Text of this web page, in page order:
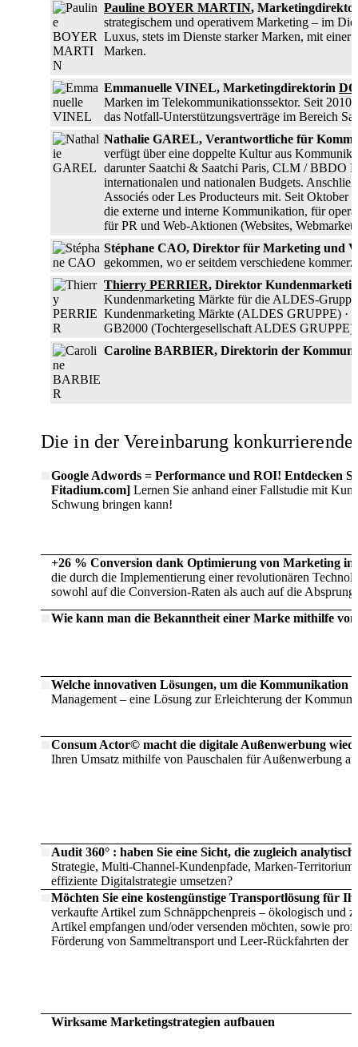
Pauline BOYER MARTIN,
strategischem und operativem Marketing – im
Luxus, stets im Dienste starker Marken, mit
Marken.
Emmanuelle VINEL, Marketingdirektorin
Marken im Telekommunikationssektor. Seit
das Notfall-Unterstützungsverträge im Bereich
Nathalie GAREL, Verantwortliche für
verfügt über eine doppelte Kultur aus
darunter Saatchi & Saatchi Paris, CLM / BBDO
internationalen und nationalen Budgets.
Associés oder Les Producteurs mit. Seit
die externe und interne Kommunikation, für
für PR und Web-Aktionen (Websites,
Stéphane CAO, Direktor für Marketing und
gekommen, wo er seitdem verschiedene
Thierry PERRIER, Direktor
Kundenmarketing Märkte für die ALDES-
Kundenmarketing Märkte (ALDES GRUPPE) ·
GB2000 (Tochtergesellschaft ALDES GRUPPE)
Caroline BARBIER, Direktorin der
Die in der Ver­einbarung
Google Adwords = Performance und ROI! Entdecken
Fitadium.com] Lernen Sie anhand einer Fallstudie mit
Schwung bringen kann!
+26 % Conversion dank Optimierung von Marketing in
die durch die Implementierung einer revolutionären
sowohl auf die Conversion-Raten als auch auf die
Wie kann man die Bekanntheit einer Marke mithilfe
Welche innovativen Lösungen, um die Kommunikation
Management – eine Lösung zur Erleichterung der
Consum Actor© macht die digitale Außenwerbung
Ihren Umsatz mithilfe von Pauschalen für Außenwerbung
Audit 360° : haben Sie eine Sicht, die zugleich
Strategie, Multi-Channel-Kundenpfade, Marken-
effiziente Digitalstrategie umsetzen?
Möchten Sie eine kostengünstige Transportlösung für
verkaufte Artikel zum Schnäppchenpreis – ökologisch und
Artikel empfangen und/oder versenden möchten, sowie
Förderung von Sammeltransport und Leer-Rückfahrten der
Wirksame Marketingstrategien aufbauen